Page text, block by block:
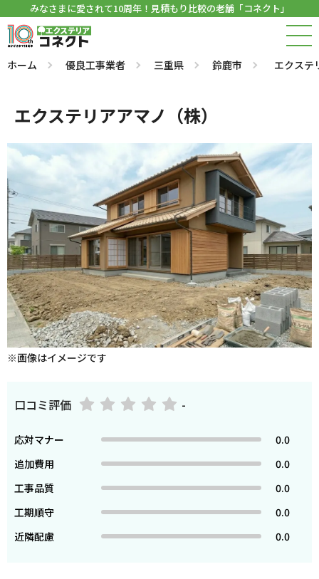
みなさまに愛されて10周年！見積もり比較の老舗「コネクト」
ホーム 優良工事業者 三重県 鈴鹿市 エクステ
エクステリアアマノ（株）
※画像はイメージです
口コミ評価 -
応対マナー
0.0
追加費用
0.0
工事品質
0.0
工期順守
0.0
近隣配慮
0.0